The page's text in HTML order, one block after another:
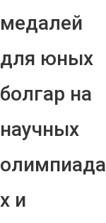
медалей
для юных
болгар на
научных
олимпиада
х и